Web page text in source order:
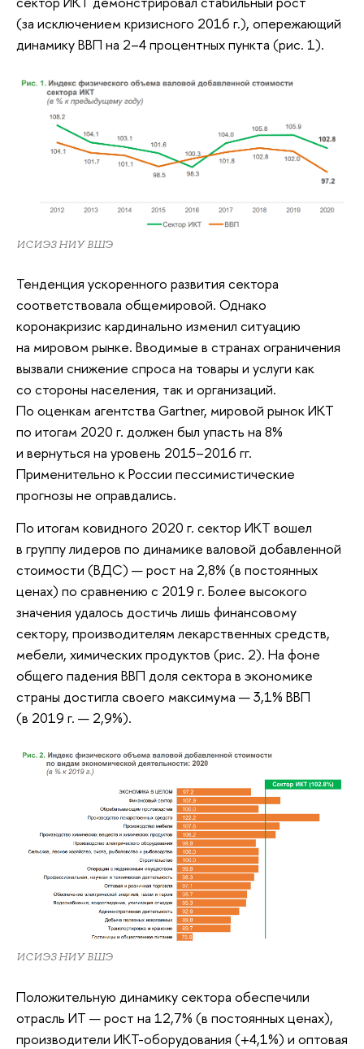
(за исключением кризисного 2016 г.), опережающий
динамику ВВП на 2–4 процентных пункта (рис. 1).
ИСИЭЗ НИУ ВШЭ
Тенденция ускоренного развития сектора
соответствовала общемировой. Однако
коронакризис кардинально изменил ситуацию
на мировом рынке. Вводимые в странах ограничения
вызвали снижение спроса на товары и услуги как
со стороны населения, так и организаций.
По оценкам агентства Gartner, мировой рынок ИКТ
по итогам 2020 г. должен был упасть на 8%
и вернуться на уровень 2015–2016 гг.
Применительно к России пессимистические
прогнозы не оправдались.
По итогам ковидного 2020 г. сектор ИКТ вошел
в группу лидеров по динамике валовой добавленной
стоимости (ВДС) — рост на 2,8% (в постоянных
ценах) по сравнению с 2019 г. Более высокого
значения удалось достичь лишь финансовому
сектору, производителям лекарственных средств,
мебели, химических продуктов (рис. 2). На фоне
общего падения ВВП доля сектора в экономике
страны достигла своего максимума — 3,1% ВВП
(в 2019 г. — 2,9%).
ИСИЭЗ НИУ ВШЭ
Положительную динамику сектора обеспечили
отрасль ИТ — рост на 12,7% (в постоянных ценах),
производители ИКТ-оборудования (+4,1%) и оптовая